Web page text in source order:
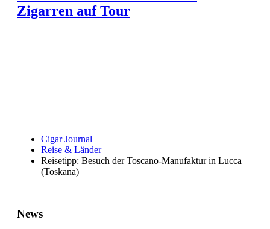
Zigarren auf Tour
Cigar Journal
Reise & Länder
Reisetipp: Besuch der Toscano-Manufaktur in Lucca
(Toskana)
News